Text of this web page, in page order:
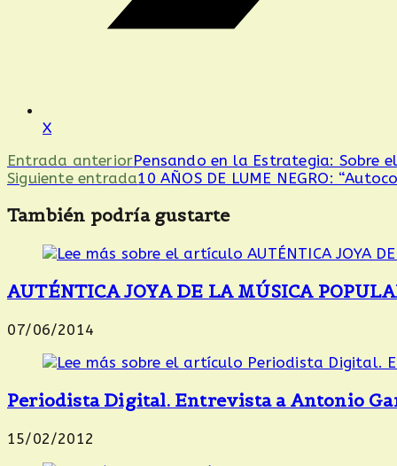
X
Leer
más
artículos
Entrada anteriorPensando en la Estrategia: Sobre
Siguiente entrada10 AÑOS DE LUME NEGRO:
También podría gustarte
AUTÉNTICA JOYA DE LA MÚSICA
07/06/2014
Periodista Digital. Entrevista a Antonio
15/02/2012